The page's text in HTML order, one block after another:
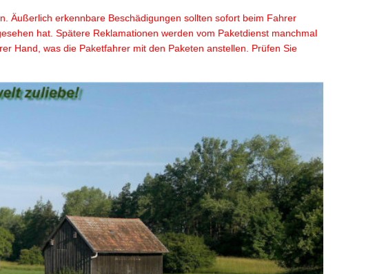
Äußerlich erkennbare Beschädigungen sollten sofort beim Fahrer
hat. Spätere Reklamationen werden vom Paketdienst manchmal
Hand, was die Paketfahrer mit den Paketen anstellen. Prüfen Sie